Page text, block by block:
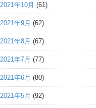
2021年10月 (61)
2021年9月 (62)
2021年8月 (67)
2021年7月 (77)
2021年6月 (80)
2021年5月 (92)